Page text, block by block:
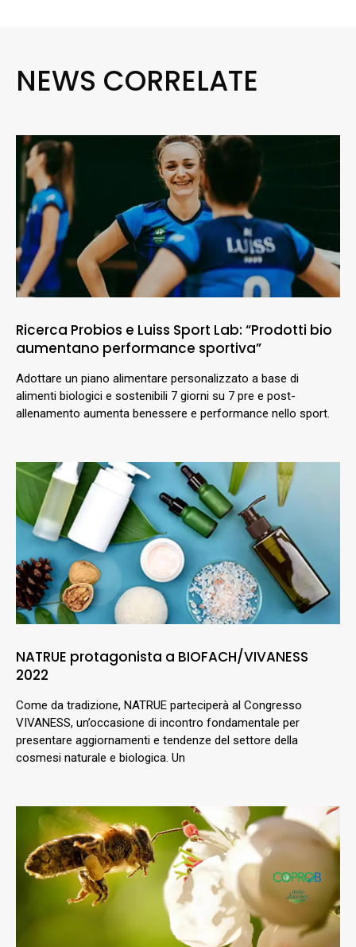
NEWS CORRELATE
Ricerca Probios e Luiss Sport Lab: “Prodotti bio
aumentano performance sportiva”
Adottare un piano alimentare personalizzato a base di
alimenti biologici e sostenibili 7 giorni su 7 pre e post-
allenamento aumenta benessere e performance nello sport.
NATRUE protagonista a BIOFACH/VIVANESS
2022
Come da tradizione, NATRUE parteciperà al Congresso
VIVANESS, un’occasione di incontro fondamentale per
presentare aggiornamenti e tendenze del settore della
cosmesi naturale e biologica. Un